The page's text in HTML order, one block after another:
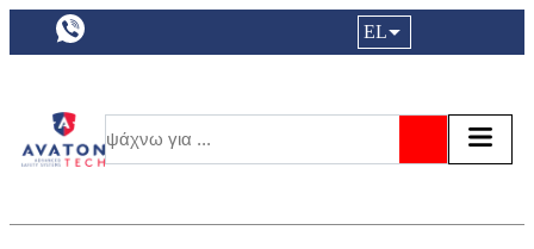
a11y.languageSelection:
EL